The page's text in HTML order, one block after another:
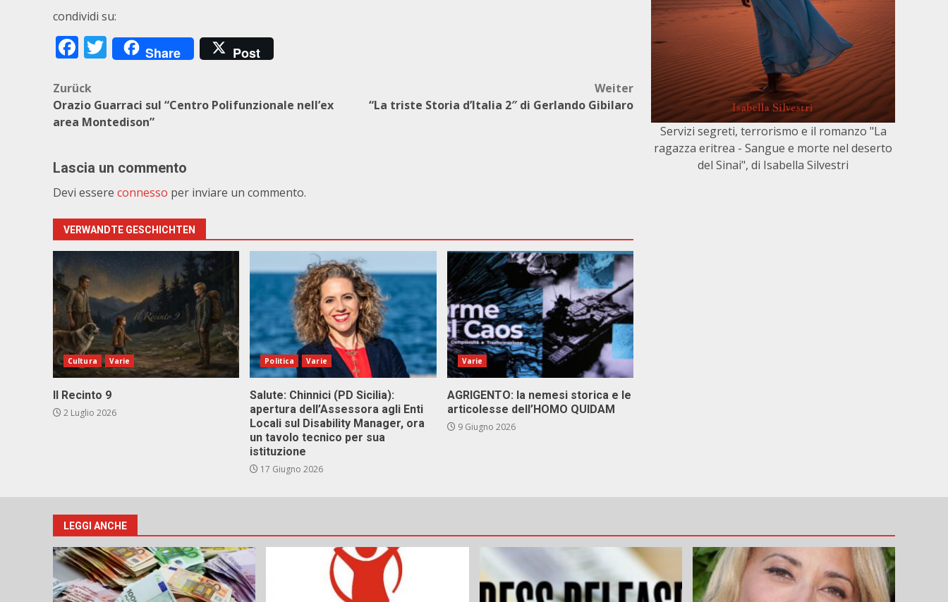
condividi su:
Facebook
Twitter
Share Post
Beitragsnavigation
Zurück
Orazio Guarraci sul “Centro Polifunzionale nell’ex
area Montedison”
Weiter
“La triste Storia d’Italia 2″ di Gerlando Gibilaro
Lascia un commento
Devi essere connesso per inviare un commento.
VERWANDTE GESCHICHTEN
Cultura Varie
Il Recinto 9
2 Luglio 2026
Politica Varie
Salute: Chinnici (PD Sicilia):
apertura dell’Assessora agli Enti
Locali sul Disability Manager, ora
un tavolo tecnico per sua
istituzione
17 Giugno 2026
Varie
AGRIGENTO: la nemesi storica e le
articolesse dell’HOMO QUIDAM
9 Giugno 2026
Servizi segreti, terrorismo e il romanzo "La
ragazza eritrea - Sangue e morte nel deserto
del Sinai", di Isabella Silvestri
LEGGI ANCHE